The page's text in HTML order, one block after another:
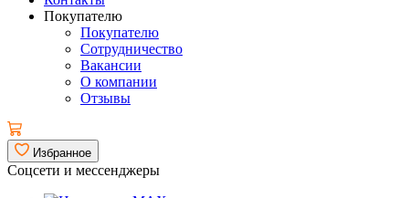
Покупателю
Покупателю
Сотрудничество
Вакансии
О компании
Отзывы
Избранное
Соцсети и мессенджеры